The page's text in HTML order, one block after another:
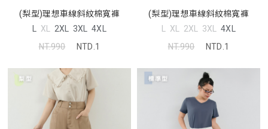
(梨型)理想車線斜紋棉寬褲
L XL 2XL 3XL 4XL
NT.990
NTD.1
(梨型)理想車線斜紋棉寬褲
L XL 2XL 3XL 4XL
NT.990
NTD.1